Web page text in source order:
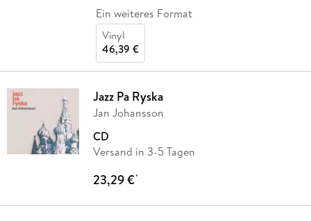
Ein weiteres Format
Vinyl
46,39 €
Jazz Pa Ryska
Jan Johansson
CD
Versand in 3-5 Tagen
23,29 €*